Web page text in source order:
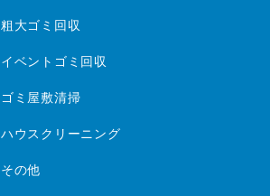
粗大ゴミ回収
イベントゴミ回収
ゴミ屋敷清掃
ハウスクリーニング
その他